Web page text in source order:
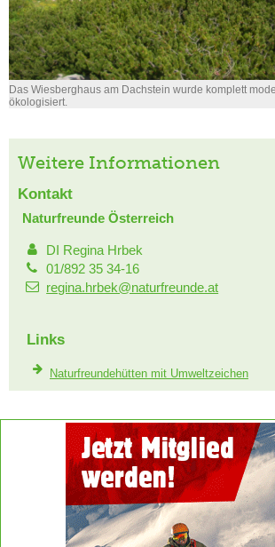
Das Wiesberghaus am Dachstein wurde komplett
ökologisiert.
Weitere Informationen
Kontakt
Naturfreunde Österreich
DI Regina Hrbek
01/892 35 34-16
regina.hrbek@naturfreunde.at
Links
Naturfreundehütten mit Umweltzeichen